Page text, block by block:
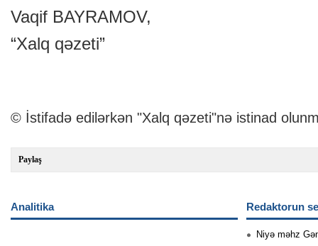
Vaqif BAYRAMOV,
“Xalq qəzeti”
© İstifadə edilərkən "Xalq qəzeti"nə istinad
Paylaş
Analitika Redaktorun
Niyə məhz